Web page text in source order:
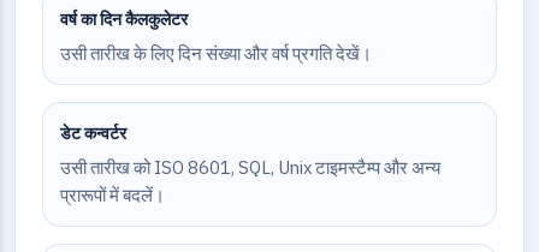
वर्ष का दिन कैलकुलेटर
उसी तारीख के लिए दिन संख्या और वर्ष प्रगति देखें।
डेट कन्वर्टर
उसी तारीख को ISO 8601, SQL, Unix टाइमस्टैम्प और अन्य
प्रारूपों में बदलें।